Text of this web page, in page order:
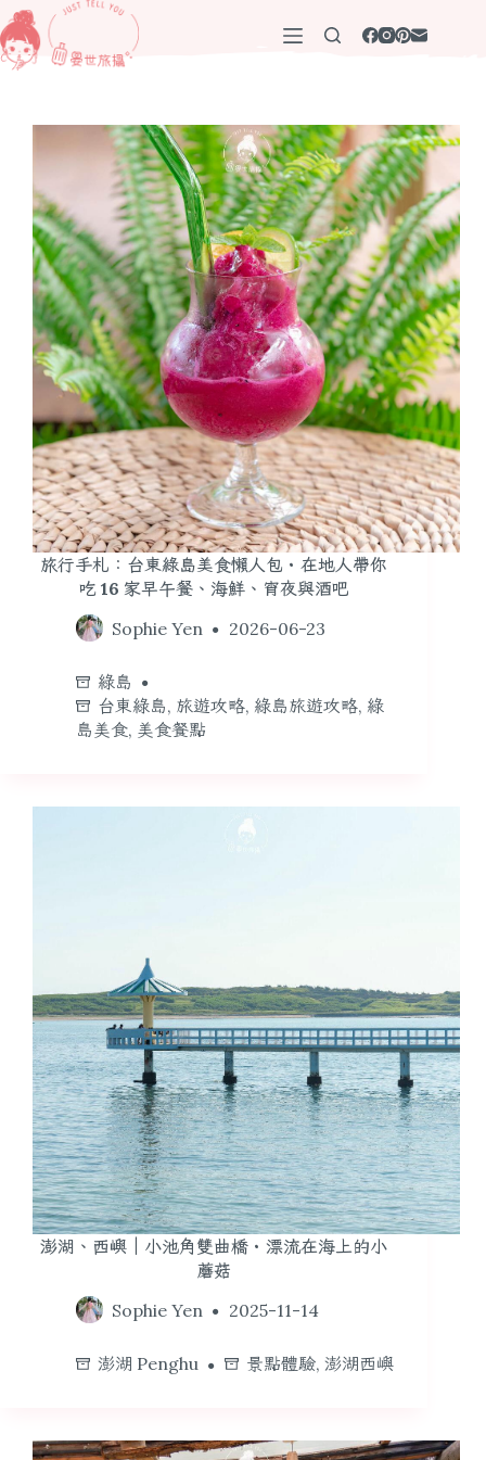
跳
至
主
旅行手札：台東綠島美食懶人包・在地人帶你
吃 16 家早午餐、海鮮、宵夜與酒吧
Sophie Yen
2026-06-23
綠島
台東綠島, 旅遊攻略, 綠島旅遊攻略, 綠
島美食, 美食餐點
澎湖、西嶼｜小池角雙曲橋・漂流在海上的小
蘑菇
Sophie Yen
2025-11-14
澎湖 Penghu 景點體驗, 澎湖西嶼